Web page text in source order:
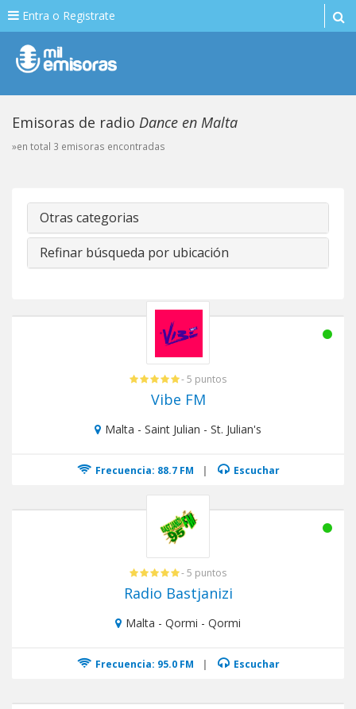
Entra o Registrate
Emisoras de radio Dance en Malta
»en total 3 emisoras encontradas
Otras categorias
Refinar búsqueda por ubicación
- 5 puntos
Vibe FM
Malta - Saint Julian - St. Julian's
Frecuencia: 88.7 FM | Escuchar
- 5 puntos
Radio Bastjanizi
Malta - Qormi - Qormi
Frecuencia: 95.0 FM | Escuchar